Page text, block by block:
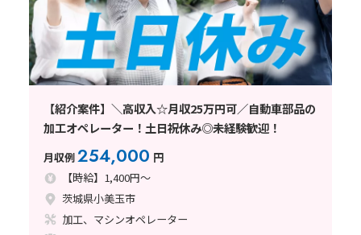
【紹介案件】＼高収入☆月収25万円可／自動車部品の
加工オペレーター！土日祝休み◎未経験歓迎！
月収例254,000 円
【時給】1,400円～
茨城県小美玉市
加工、マシンオペレーター